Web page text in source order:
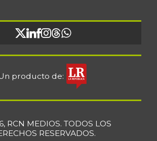
producto de:
RCN MEDIOS. TODOS LOS
RESERVADOS.